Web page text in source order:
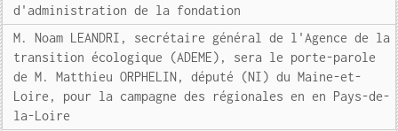
d'administration de la fondation
M. Noam LEANDRI, secrétaire général de l'Agence de la
transition écologique (ADEME), sera le porte-parole
de M. Matthieu ORPHELIN, député (NI) du Maine-et-
Loire, pour la campagne des régionales en en Pays-de-
la-Loire